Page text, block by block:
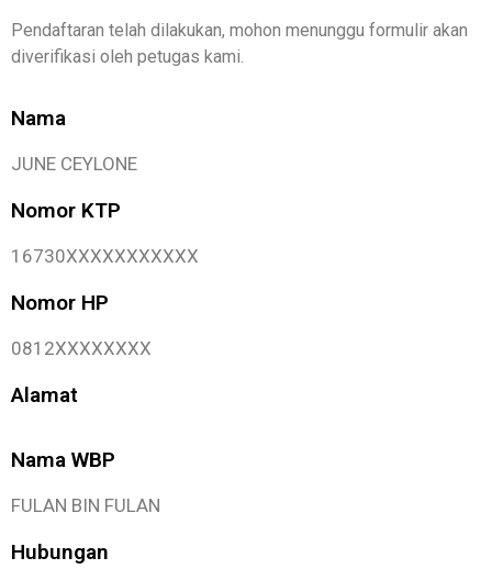
Pendaftaran telah dilakukan, mohon menunggu formulir akan
diverifikasi oleh petugas kami.
Nama
JUNE CEYLONE
Nomor KTP
16730XXXXXXXXXXX
Nomor HP
0812XXXXXXXX
Alamat
Nama WBP
FULAN BIN FULAN
Hubungan